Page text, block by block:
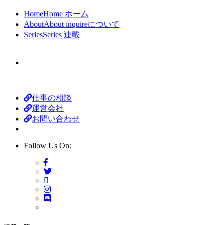
HomeHome ホーム
AboutAbout inquireについて
SeriesSeries 連載
仕事の相談
運営会社
お問い合わせ
Follow Us On: